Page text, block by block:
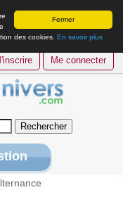
Fermer
des cookies. En savoir plus
Me connecter